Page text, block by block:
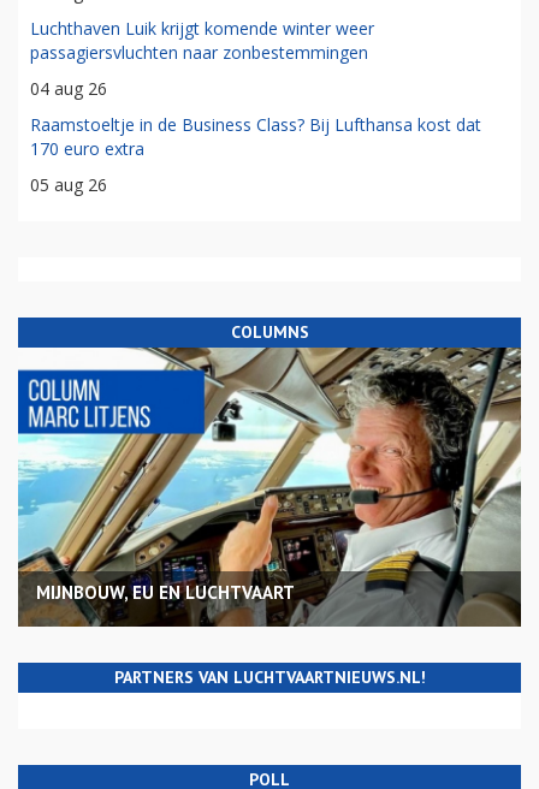
Luchthaven Luik krijgt komende winter weer
passagiersvluchten naar zonbestemmingen
04 aug 26
Raamstoeltje in de Business Class? Bij Lufthansa kost dat
170 euro extra
05 aug 26
COLUMNS
MIJNBOUW, EU EN LUCHTVAART
PARTNERS VAN LUCHTVAARTNIEUWS.NL!
POLL